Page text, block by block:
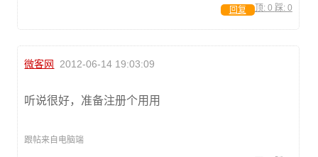
顶: 0 踩: 0
回复
微客网 2012-06-14 19:03:09
听说很好，准备注册个用用
跟帖来自电脑端